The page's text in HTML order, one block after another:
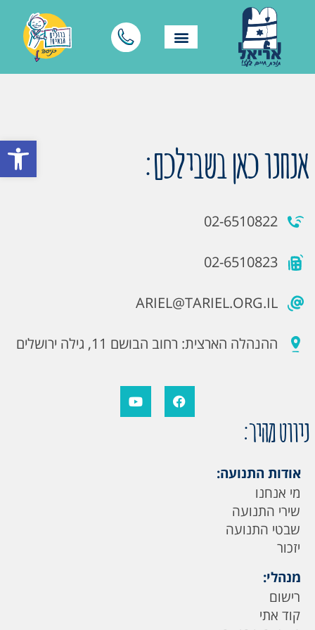
פתח אנחנו כאן בשבילכם:
02-6510822
02-6510823
ARIEL@TARIEL.ORG.IL
ההנהלה הארצית: רחוב הבושם 11, גילה ירושלים
ניווט מהיר:
אודות התנועה:
מי אנחנו
שירי התנועה
שבטי התנועה
יזכור
מנהלי:
רישום
קוד אתי